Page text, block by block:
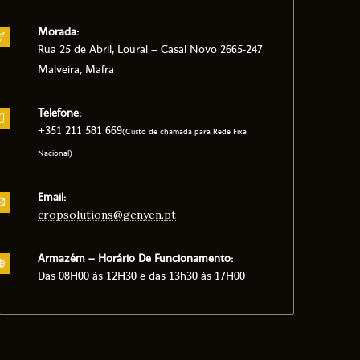
Morada:
Rua 25 de Abril, Loural – Casal Novo 2665-247
Malveira, Mafra
Telefone:
+351 211 581 669(Custo de chamada para Rede Fixa
Nacional)
Email:
cropsolutions@genyen.pt
Armazém – Horário De Funcionamento:
Das 08H00 às 12H30 e das 13h30 às 17H00